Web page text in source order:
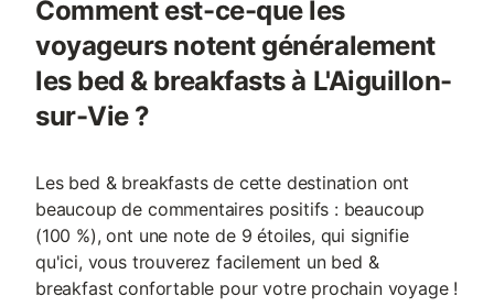
Comment est-ce-que les
voyageurs notent généralement
les bed & breakfasts à L'Aiguillon-
sur-Vie ?
Les bed & breakfasts de cette destination ont
beaucoup de commentaires positifs : beaucoup
(100 %), ont une note de 9 étoiles, qui signifie
qu'ici, vous trouverez facilement un bed &
breakfast confortable pour votre prochain voyage !